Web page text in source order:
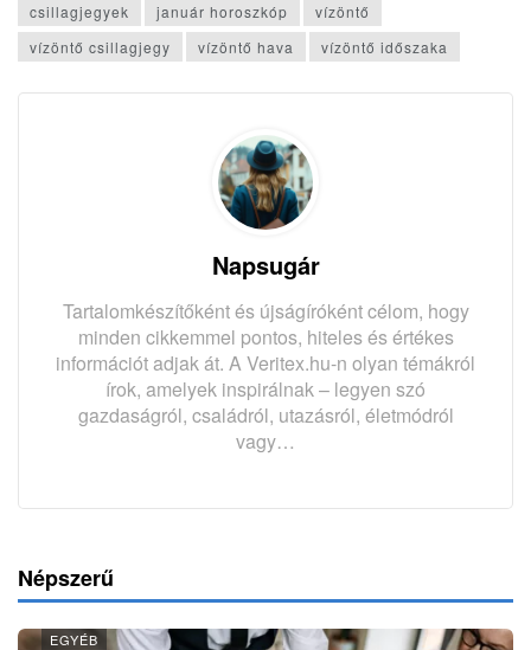
csillagjegyek január horoszkóp
vízöntő
vízöntő csillagjegy
vízöntő hava vízöntő időszaka
Napsugár
Tartalomkészítőként és újságíróként célom, hogy
minden cikkemmel pontos, hiteles és értékes
információt adjak át. A Veritex.hu-n olyan témákról
írok, amelyek inspirálnak – legyen szó
gazdaságról, családról, utazásról, életmódról
vagy…
Népszerű
EGYÉB